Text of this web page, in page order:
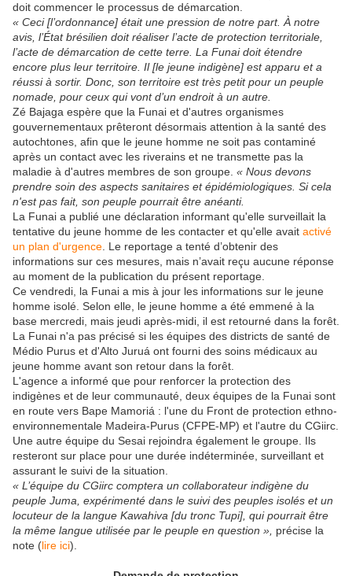
doit commencer le processus de démarcation.
« Ceci [l’ordonnance] était une pression de notre part. À notre
avis, l’État brésilien doit réaliser l’acte de protection territoriale,
l’acte de démarcation de cette terre. La Funai doit étendre
encore plus leur territoire. Il [le jeune indigène] est apparu et a
réussi à sortir. Donc, son territoire est très petit pour un peuple
nomade, pour ceux qui vont d’un endroit à un autre.
Zé Bajaga espère que la Funai et d'autres organismes
gouvernementaux prêteront désormais attention à la santé des
autochtones, afin que le jeune homme ne soit pas contaminé
après un contact avec les riverains et ne transmette pas la
maladie à d'autres membres de son groupe. « Nous devons
prendre soin des aspects sanitaires et épidémiologiques. Si cela
n'est pas fait, son peuple pourrait être anéanti.
La Funai a publié une déclaration informant qu'elle surveillait la
tentative du jeune homme de les contacter et qu'elle avait activé
un plan d'urgence . Le reportage a tenté d’obtenir des
informations sur ces mesures, mais n’avait reçu aucune réponse
au moment de la publication du présent reportage.
Ce vendredi, la Funai a mis à jour les informations sur le jeune
homme isolé. Selon elle, le jeune homme a été emmené à la
base mercredi, mais jeudi après-midi, il est retourné dans la forêt.
La Funai n'a pas précisé si les équipes des districts de santé de
Médio Purus et d'Alto Juruá ont fourni des soins médicaux au
jeune homme avant son retour dans la forêt.
L'agence a informé que pour renforcer la protection des
indigènes et de leur communauté, deux équipes de la Funai sont
en route vers Bape Mamoriá : l'une du Front de protection ethno-
environnementale Madeira-Purus (CFPE-MP) et l'autre du CGiirc.
Une autre équipe du Sesai rejoindra également le groupe. Ils
resteront sur place pour une durée indéterminée, surveillant et
assurant le suivi de la situation.
« L’équipe du CGiirc comptera un collaborateur indigène du
peuple Juma, expérimenté dans le suivi des peuples isolés et un
locuteur de la langue Kawahiva [du tronc Tupi], qui pourrait être
la même langue utilisée par le peuple en question », précise la
note (lire ici).